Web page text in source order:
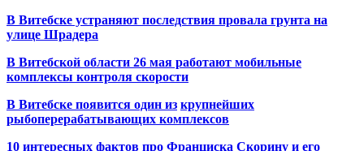
В Витебске устраняют последствия провала грунта на
улице Шрадера
В Витебской области 26 мая работают мобильные
комплексы контроля скорости
В Витебске появится один из крупнейших
рыбоперерабатывающих комплексов
10 интересных фактов про Франциска Скорину и его